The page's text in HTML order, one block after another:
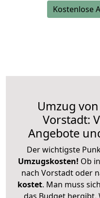
Kostenlose
Umzug
Vorstadt:
Angebote
Der wichtigste
Umzugskosten! Ob
nach Vorstadt oder
kostet. Man muss